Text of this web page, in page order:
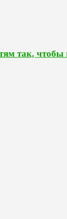
так,